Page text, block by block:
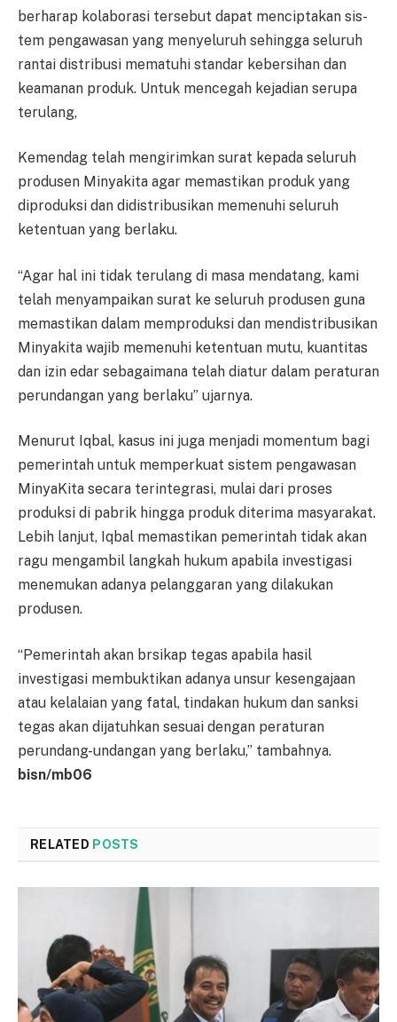
berharap k­o­la­bo­rasi tersebut dapat menciptakan sis­
tem pengawasan yang men­ye­luruh sehingga seluruh
rantai dis­tribusi mematuhi standar ke­ber­sihan dan
keamanan produk. Un­tuk mencegah kejadian serupa
te­rulang,
Kemendag telah m­e­ng­i­rim­kan surat kepada seluruh
pro­du­sen Minyakita agar me­mas­tikan produk yang
diproduksi dan didistribusikan memenuhi se­luruh
ketentuan yang berlaku.
“Agar hal ini tidak terulang di masa mendatang, kami
telah men­yampaikan surat ke seluruh pro­dusen guna
memastikan da­lam memproduksi dan men­dis­tri­busikan
Minyakita wajib me­me­nuhi ketentuan mutu, kuan­ti­tas
dan izin edar sebagaimana te­­lah diatur dalam peraturan
pe­run­dangan yang berlaku” ujar­nya.
Menurut Iqbal, kasus ini ju­ga menjadi momentum bagi
p­e­me­rintah untuk memperkuat sis­tem pengawasan
MinyaKita se­cara terintegrasi, mulai dari pro­ses
produksi di pabrik hingga pro­duk diterima masyarakat.
Le­bih lanjut, Iqbal memastikan pe­merintah tidak akan
ragu mengambil langkah hukum apa­bila investigasi
menemukan adanya pelanggaran yang di­la­ku­kan
produsen.
“Pemerintah akan brsikap te­gas apabila hasil
investigasi mem­buktikan adanya unsur ke­sengajaan
atau kelalaian yang fatal, tindakan hukum dan sank­si
tegas akan dijatuhkan sesuai dengan peraturan
perundang-un­dangan yang berlaku,” tam­bah­nya.
bisn/mb06
RELATED POSTS